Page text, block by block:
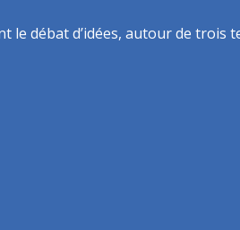
débat d’idées, autour de trois